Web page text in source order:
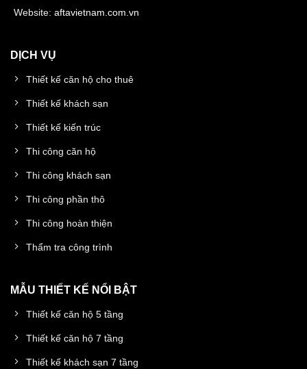
Website: aftavietnam.com.vn
DỊCH VỤ
Thiết kế căn hộ cho thuê
Thiết kế khách sạn
Thiết kế kiến trúc
Thi công căn hộ
Thi công khách sạn
Thi công phần thô
Thi công hoàn thiện
Thẩm tra công trình
MẪU THIẾT KẾ NỔI BẬT
Thiết kế căn hộ 5 tầng
Thiết kế căn hộ 7 tầng
Thiết kế khách sạn 7 tầng